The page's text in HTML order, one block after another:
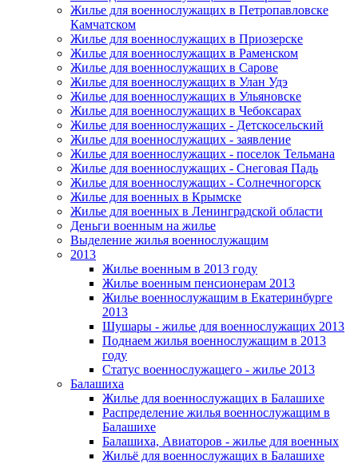
Жилье для военнослужащих в Петропавловске
Камчатском
Жилье для военнослужащих в Приозерске
Жилье для военнослужащих в Раменском
Жилье для военнослужащих в Сарове
Жилье для военнослужащих в Улан Удэ
Жилье для военнослужащих в Ульяновске
Жилье для военнослужащих в Чебоксарах
Жилье для военнослужащих - Детскосельский
Жилье для военнослужащих - заявление
Жилье для военнослужащих - поселок Тельмана
Жилье для военнослужащих - Снеговая Падь
Жилье для военнослужащих - Солнечногорск
Жилье для военных в Крымске
Жилье для военных в Ленинградской области
Деньги военным на жилье
Выделение жилья военнослужащим
2013
Жилье военным в 2013 году
Жилье военным пенсионерам 2013
Жилье военнослужащим в Екатеринбурге
2013
Шушары - жилье для военнослужащих 2013
Поднаем жилья военнослужащим в 2013
году
Статус военнослужащего - жилье 2013
Балашиха
Жилье для военнослужащих в Балашихе
Распределение жилья военнослужащим в
Балашихе
Балашиха, Авиаторов - жилье для военных
Жильё для военнослужащих в Балашихе